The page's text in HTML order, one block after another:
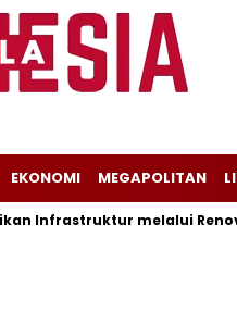
EKONOMI MEGAPOLITAN
melalui Renovasi